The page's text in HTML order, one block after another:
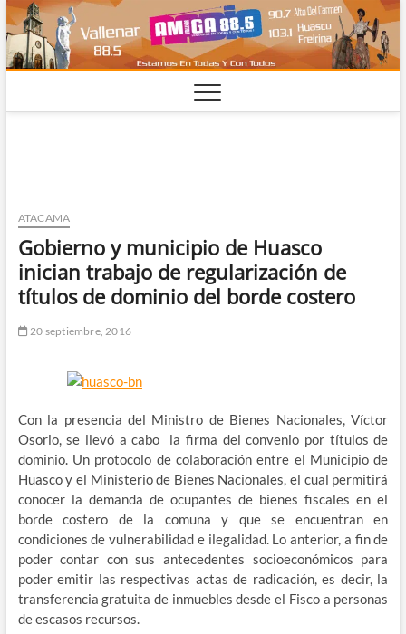
Saltar
al
contenido
ATACAMA
Gobierno y municipio de Huasco
inician trabajo de regularización de
títulos de dominio del borde costero
20 septiembre, 2016
Con la presencia del Ministro de Bienes Nacionales, Víctor
Osorio, se llevó a cabo la firma del convenio por títulos de
dominio. Un protocolo de colaboración entre el Municipio de
Huasco y el Ministerio de Bienes Nacionales, el cual permitirá
conocer la demanda de ocupantes de bienes fiscales en el
borde costero de la comuna y que se encuentran en
condiciones de vulnerabilidad e ilegalidad. Lo anterior, a fin de
poder contar con sus antecedentes socioeconómicos para
poder emitir las respectivas actas de radicación, es decir, la
transferencia gratuita de inmuebles desde el Fisco a personas
de escasos recursos.